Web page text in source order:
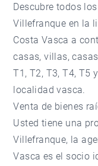
Descubre todos
Villefranque en la
Costa Vasca a
casas, villas,
T1, T2, T3, T4, T5
localidad vasca.
Venta de bienes
Usted tiene una
Villefranque, la
Vasca es el socio